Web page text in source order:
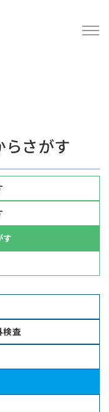
らさがす
す
検査